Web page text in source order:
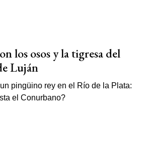
los osos y la tigresa del
Luján